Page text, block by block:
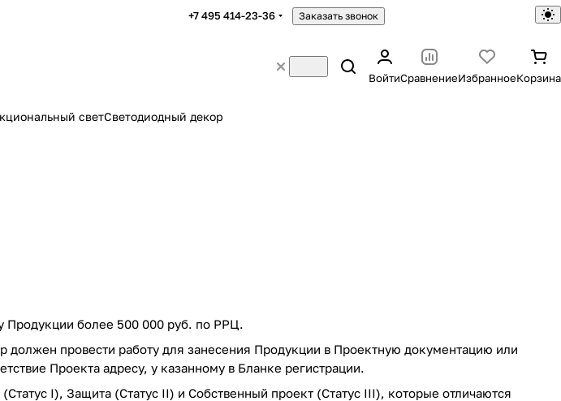
+7 495 414-23-36 Заказать звонок
ВойтиСравнениеИзбранноеКорзина
светСветодиодный декор
Продукции более 500 000 руб. по РРЦ.
должен провести работу для занесения Продукции в Проектную документацию или
Проекта адресу, у казанному в Бланке регистрации.
I), Защита (Статус II) и Собственный проект (Статус III), которые отличаются